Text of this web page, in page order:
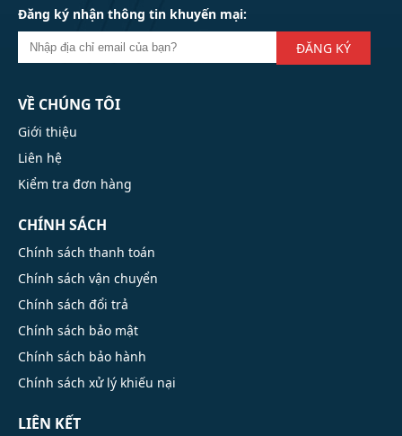
Đăng ký nhận thông tin khuyến mại:
ĐĂNG KÝ
VỀ CHÚNG TÔI
Giới thiệu
Liên hệ
Kiểm tra đơn hàng
CHÍNH SÁCH
Chính sách thanh toán
Chính sách vận chuyển
Chính sách đổi trả
Chính sách bảo mật
Chính sách bảo hành
Chính sách xử lý khiếu nại
LIÊN KẾT